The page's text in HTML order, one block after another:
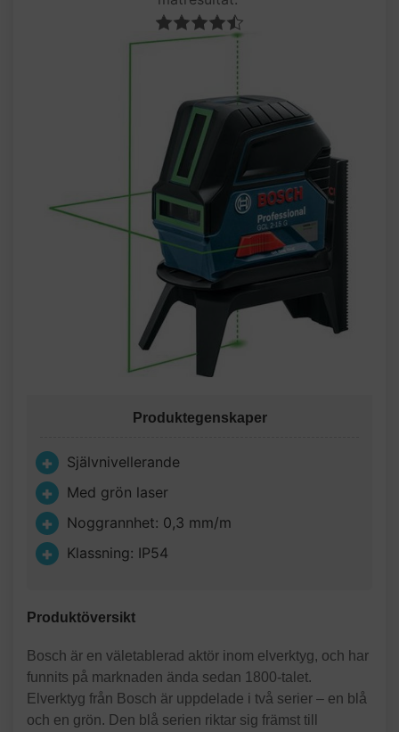
Produktegenskaper
Självnivellerande
Med grön laser
Noggrannhet: 0,3 mm/m
Klassning: IP54
Produktöversikt
Bosch är en väletablerad aktör inom elverktyg, och har
funnits på marknaden ända sedan 1800-talet.
Elverktyg från Bosch är uppdelade i två serier – en blå
och en grön. Den blå serien riktar sig främst till